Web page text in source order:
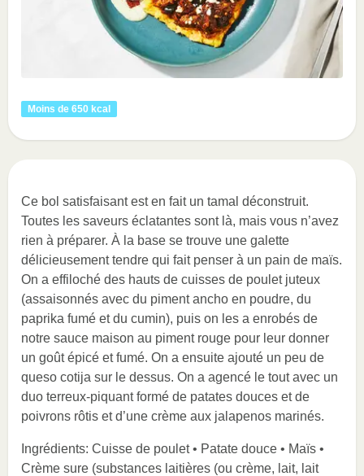
Moins de 650 kcal
Ce bol satisfaisant est en fait un tamal déconstruit.
Toutes les saveurs éclatantes sont là, mais vous n’avez
rien à préparer. À la base se trouve une galette
délicieusement tendre qui fait penser à un pain de maïs.
On a effiloché des hauts de cuisses de poulet juteux
(assaisonnés avec du piment ancho en poudre, du
paprika fumé et du cumin), puis on les a enrobés de
notre sauce maison au piment rouge pour leur donner
un goût épicé et fumé. On a ensuite ajouté un peu de
queso cotija sur le dessus. On a agencé le tout avec un
duo terreux-piquant formé de patates douces et de
poivrons rôtis et d’une crème aux jalapenos marinés.
Ingrédients: Cuisse de poulet • Patate douce • Maïs •
Crème sure (substances laitières (ou crème, lait, lait